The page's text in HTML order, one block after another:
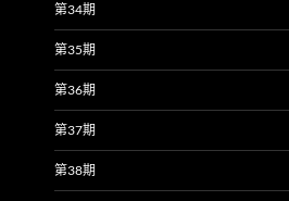
第34期
第35期
第36期
第37期
第38期